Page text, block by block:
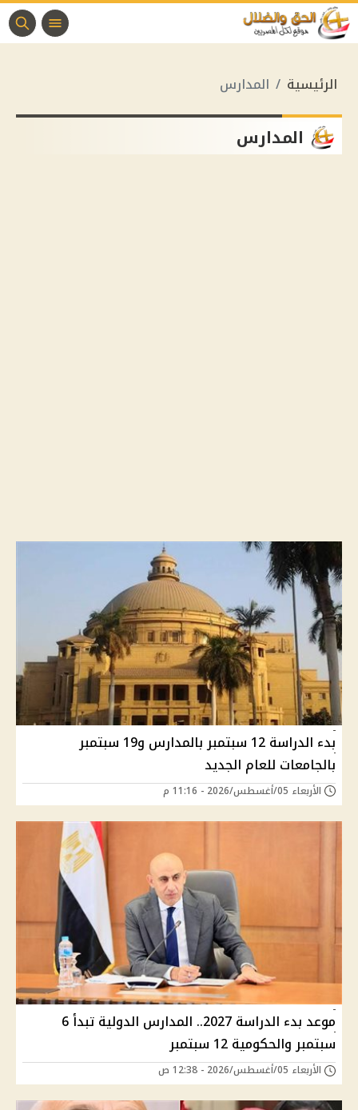
الرئيسية المدارس
المدارس
بدء الدراسة 12 سبتمبر بالمدارس و19 سبتمبر
بالجامعات للعام الجديد
الأربعاء 05/أغسطس/2026 - 11:16 م
موعد بدء الدراسة 2027.. المدارس الدولية تبدأ 6
سبتمبر والحكومية 12 سبتمبر
الأربعاء 05/أغسطس/2026 - 12:38 ص